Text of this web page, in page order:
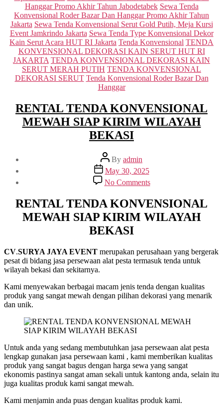
Hanggar Promo Akhir Tahun Jabodetabek Sewa Tenda
Konvensional Roder Bazar Dan Hanggar Promo Akhir Tahun
Jakarta Sewa Tenda Konvensional Serut Gold Putih, Meja Kursi
Event Jamkrindo Jakarta Sewa Tenda Type Konvensional Dekor
Kain Serut Acara HUT RI Jakarta Tenda Konvensional TENDA
KONVENSIONAL DEKORASI KAIN SERUT HUT RI
JAKARTA TENDA KONVENSIONAL DEKORASI KAIN
SERUT MERAH PUTIH TENDA KONVENSIONAL
DEKORASI SERUT Tenda Konvensional Roder Bazar Dan
Hanggar
RENTAL TENDA KONVENSIONAL
MEWAH SIAP KIRIM WILAYAH
BEKASI
Post
author
By admin
Post
date
May 30, 2025
No Commentson
RENTAL
KONVENSIONAL
MEWAH
BEKASI
RENTAL TENDA KONVENSIONAL
MEWAH SIAP KIRIM WILAYAH
BEKASI
CV.SURYA JAYA EVENT merupakan perusahaan yang bergerak
pesat di bidang jasa persewaan alat pesta termasuk tenda untuk
wilayah bekasi dan sekitarnya.
Kami menyewakan berbagai macam jenis tenda dengan kualitas
produk yang sangat mewah dengan pilihan dekorasi yang menarik
dan unik.
Untuk anda yang sedang membutuhkan jasa persewaan alat pesta
lengkap gunakan jasa persewaan kami , kami memberikan kualitas
produk yang sangat bagus dengan harga sewa yang sangat
ekonomis pastinya sangat aman sekali untuk kantong anda, selain itu
juga kualitas produk kami sangat mewah.
Kami menjamin anda puas dengan kualitas produk kami.